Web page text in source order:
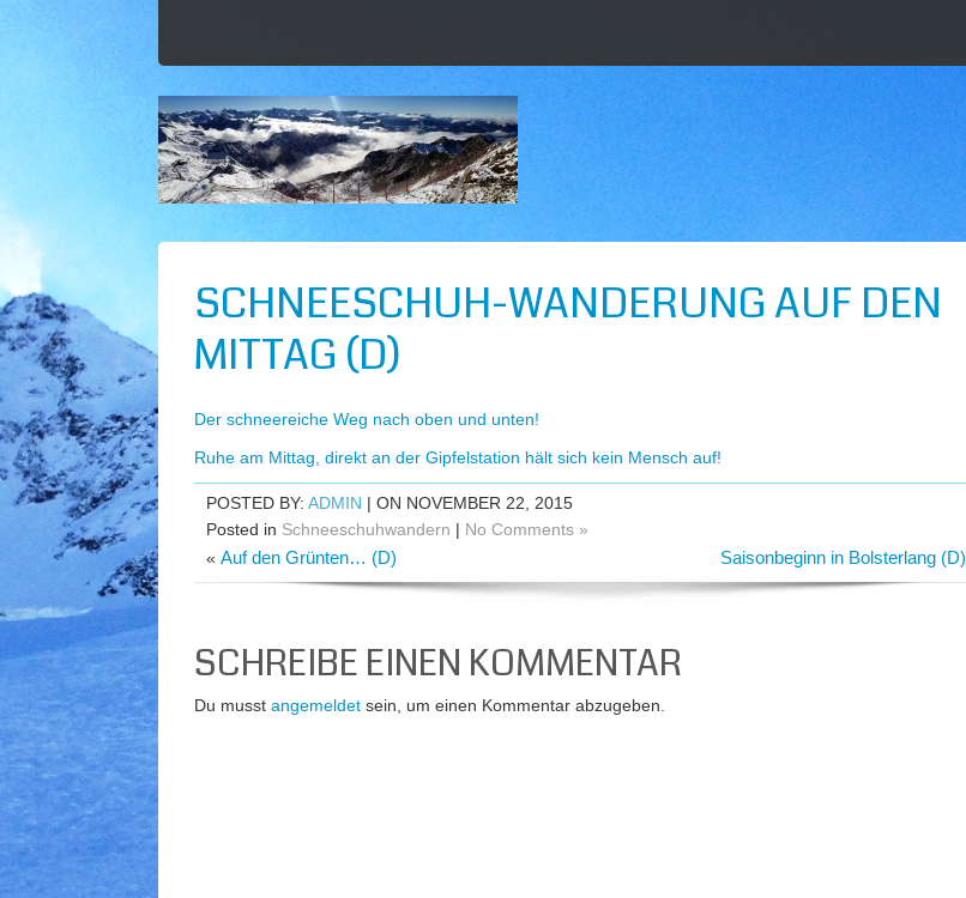
SCHNEESCHUH-WANDERUNG AUF DEN
MITTAG (D)
Der schneereiche Weg nach oben und unten!
Ruhe am Mittag, direkt an der Gipfelstation hält sich kein Mensch auf!
POSTED BY: ADMIN | ON NOVEMBER 22, 2015
Posted in Schneeschuhwandern | No Comments »
« Auf den Grünten… (D) Saisonbeginn in Bolsterlang (D)
SCHREIBE EINEN KOMMENTAR
Du musst angemeldet sein, um einen Kommentar abzugeben.